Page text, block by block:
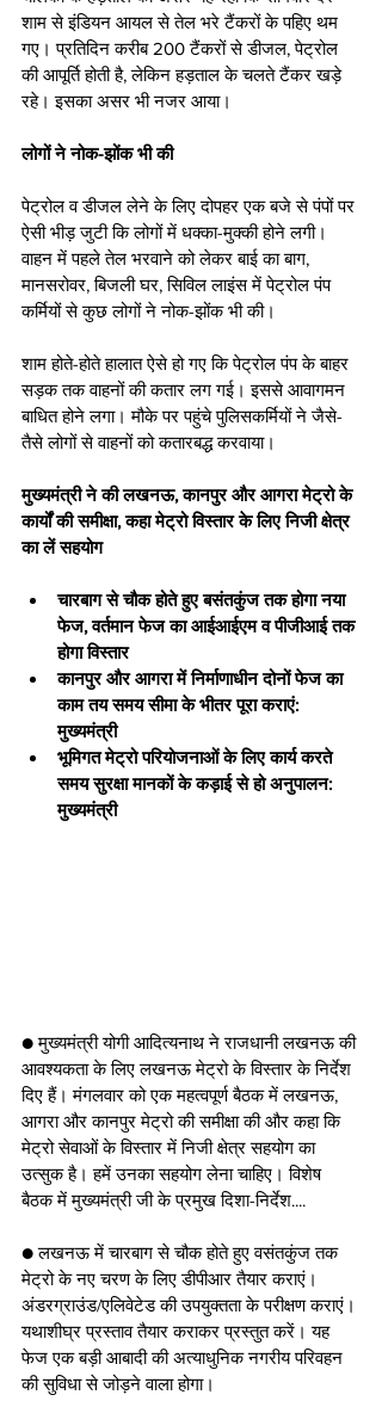
शाम से इंडियन आयल से तेल भरे टैंकरों के पहिए थम
गए। प्रतिदिन करीब 200 टैंकरों से डीजल, पेट्रोल
की आपूर्ति होती है, लेकिन हड़ताल के चलते टैंकर खड़े
रहे। इसका असर भी नजर आया।
लोगों ने नोक-झोंक भी की
पेट्रोल व डीजल लेने के लिए दोपहर एक बजे से पंपों पर
ऐसी भीड़ जुटी कि लोगों में धक्का-मुक्की होने लगी।
वाहन में पहले तेल भरवाने को लेकर बाई का बाग,
मानसरोवर, बिजली घर, सिविल लाइंस में पेट्रोल पंप
कर्मियों से कुछ लोगों ने नोक-झोंक भी की।
शाम होते-होते हालात ऐसे हो गए कि पेट्रोल पंप के बाहर
सड़क तक वाहनों की कतार लग गई। इससे आवागमन
बाधित होने लगा। मौके पर पहुंचे पुलिसकर्मियों ने जैसे-
तैसे लोगों से वाहनों को कतारबद्ध करवाया।
मुख्यमंत्री ने की लखनऊ, कानपुर और आगरा मेट्रो के
कार्यों की समीक्षा, कहा मेट्रो विस्तार के लिए निजी क्षेत्र
का लें सहयोग
चारबाग से चौक होते हुए बसंतकुंज तक होगा नया
फेज, वर्तमान फेज का आईआईएम व पीजीआई तक
होगा विस्तार
कानपुर और आगरा में निर्माणाधीन दोनों फेज का
काम तय समय सीमा के भीतर पूरा कराएं:
मुख्यमंत्री
भूमिगत मेट्रो परियोजनाओं के लिए कार्य करते
समय सुरक्षा मानकों के कड़ाई से हो अनुपालन:
मुख्यमंत्री
● मुख्यमंत्री योगी आदित्यनाथ ने राजधानी लखनऊ की
आवश्यकता के लिए लखनऊ मेट्रो के विस्तार के निर्देश
दिए हैं। मंगलवार को एक महत्वपूर्ण बैठक में लखनऊ,
आगरा और कानपुर मेट्रो की समीक्षा की और कहा कि
मेट्रो सेवाओं के विस्तार में निजी क्षेत्र सहयोग का
उत्सुक है। हमें उनका सहयोग लेना चाहिए। विशेष
बैठक में मुख्यमंत्री जी के प्रमुख दिशा-निर्देश....
● लखनऊ में चारबाग से चौक होते हुए वसंतकुंज तक
मेट्रो के नए चरण के लिए डीपीआर तैयार कराएं।
अंडरग्राउंड/एलिवेटेड की उपयुक्तता के परीक्षण कराएं।
यथाशीघ्र प्रस्ताव तैयार कराकर प्रस्तुत करें। यह
फेज एक बड़ी आबादी की अत्याधुनिक नगरीय परिवहन
की सुविधा से जोड़ने वाला होगा।